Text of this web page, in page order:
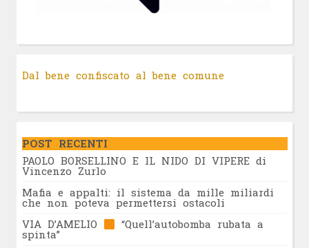
Dal bene confiscato al bene comune
POST RECENTI
PAOLO BORSELLINO E IL NIDO DI VIPERE di
Vincenzo Zurlo
Mafia e appalti: il sistema da mille miliardi
che non poteva permettersi ostacoli
VIA D’AMELIO
“Quell’autobomba rubata a
spinta”